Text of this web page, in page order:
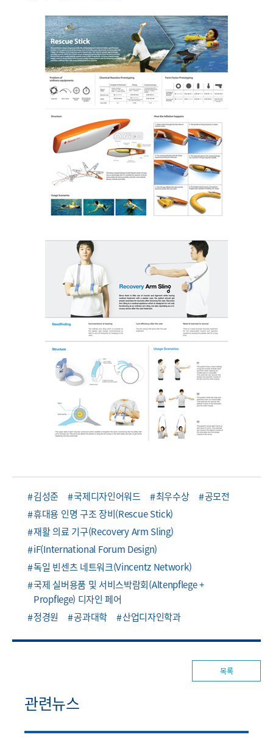
김성준 국제디자인어워드 최우수상
공모전
휴대용 인명 구조 장비(Rescue Stick)
재활 의료 기구(Recovery Arm Sling)
iF(International Forum Design)
독일 빈센츠 네트워크(Vincentz Network)
국제 실버용품 및 서비스박람회(Altenpflege +
Propflege) 디자인 페어
정경원
공과대학 산업디자인학과
목록
관련뉴스